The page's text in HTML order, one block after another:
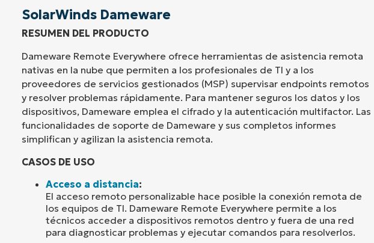
SolarWinds Dameware
RESUMEN DEL PRODUCTO
Dameware Remote Everywhere ofrece herramientas de asistencia remota
nativas en la nube que permiten a los profesionales de TI y a los
proveedores de servicios gestionados (MSP) supervisar endpoints remotos
y resolver problemas rápidamente. Para mantener seguros los datos y los
dispositivos, Dameware emplea el cifrado y la autenticación multifactor. Las
funcionalidades de soporte de Dameware y sus completos informes
simplifican y agilizan la asistencia remota.
CASOS DE USO
Acceso a distancia:
El acceso remoto personalizable hace posible la conexión remota de
los equipos de TI. Dameware Remote Everywhere permite a los
técnicos acceder a dispositivos remotos dentro y fuera de una red
para diagnosticar problemas y ejecutar comandos para resolverlos.